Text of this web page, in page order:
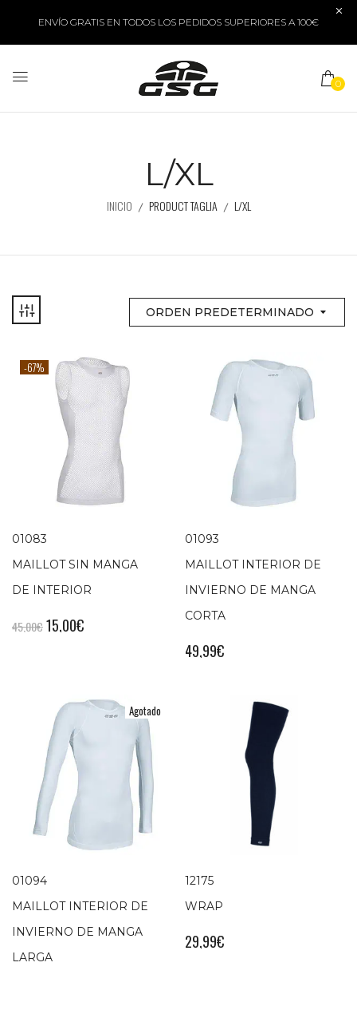
ENVÍO GRATIS EN TODOS LOS PEDIDOS SUPERIORES A 100€
0
L/XL
INICIO PRODUCT TAGLIA L/XL
ORDEN PREDETERMINADO
-67%
01083
MAILLOT SIN MANGA
DE INTERIOR
45,00€15,00€
01093
MAILLOT INTERIOR DE
INVIERNO DE MANGA
CORTA
49,99€
Agotado
01094
MAILLOT INTERIOR DE
INVIERNO DE MANGA
LARGA
12175
WRAP
29,99€